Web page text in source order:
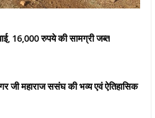
16,000 रुपये की सामग्री जब्त
जी महाराज ससंघ की भव्य एवं ऐतिहासिक